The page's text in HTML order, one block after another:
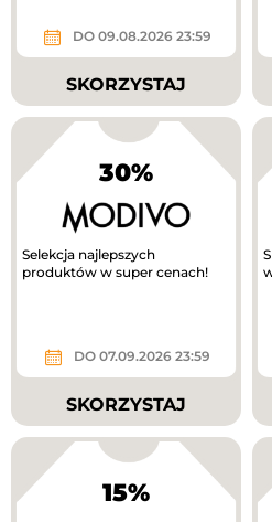
DO 09.08.2026 23:59
SKORZYSTAJ
30%
Selekcja najlepszych
produktów w super cenach!
DO 07.09.2026 23:59
SKORZYSTAJ
15%